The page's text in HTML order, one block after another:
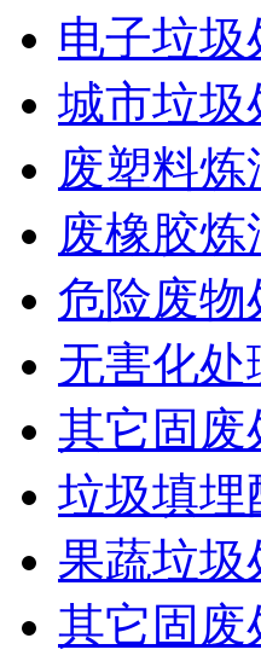
电子垃圾
城市垃圾
废塑料炼
废橡胶炼
危险废物
无害化处
其它固废
垃圾填埋
果蔬垃圾
其它固废